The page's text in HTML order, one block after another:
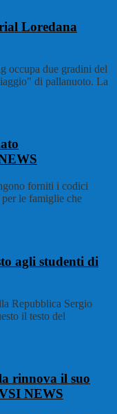
Loredana
occupa due gradini del
di pallanuoto. La
forniti i codici
le famiglie che
agli studenti di
Repubblica Sergio
il testo del
rinnova il suo
NEWS